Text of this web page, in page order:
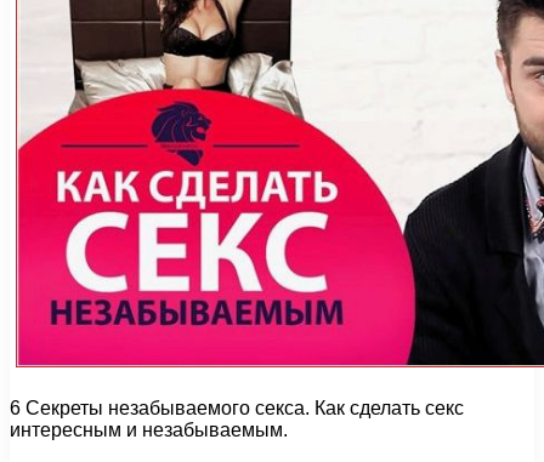
6 Секреты незабываемого секса. Как сделать секс
интересным и незабываемым.